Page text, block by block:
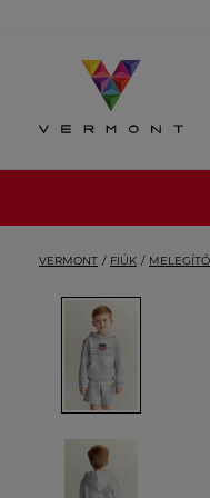
VERMONT FIÚK